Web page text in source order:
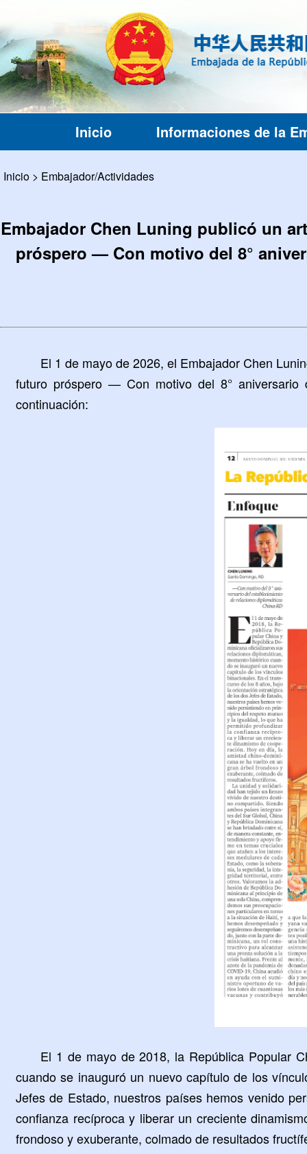
Inicio Informaciones de la
Inicio > Embajador/Actividades
Embajador Chen Luning publicó un
próspero — Con motivo del 8°
El 1 de mayo de 2026, el Embajador Chen
futuro próspero — Con motivo del 8° aniversario
continuación:
El 1 de mayo de 2018, la República Popular
cuando se inauguró un nuevo capítulo de los
Jefes de Estado, nuestros países hemos venido
confianza recíproca y liberar un creciente
frondoso y exuberante, colmado de resultados